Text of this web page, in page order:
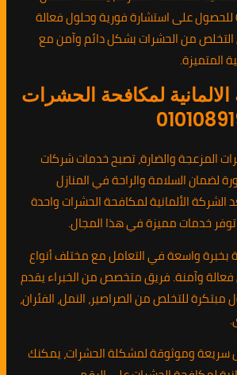
بالرقم 01010891953 للحصول على استشارة فورية وحلول فعالة
من الحشرات بشكل دائم وآمن مع
المتميزة.
لمكافحة الحشرات
المزعجة والضارة، تصبح خدمات شركات
لضمان السلامة والراحة في المنازل
الشركة الألمانية لمكافحة الحشرات واحدة
توفر خدمات مميزة في هذا المجال.
بخبرة واسعة في التعامل مع مختلف أنواع
فعالة وآمنة. فريق متخصص من الخبراء يقدم
للتخلص من الصراصير، النمل، الفئران،
سريعة وموثوقة لمشكلة الحشرات، يمكنك